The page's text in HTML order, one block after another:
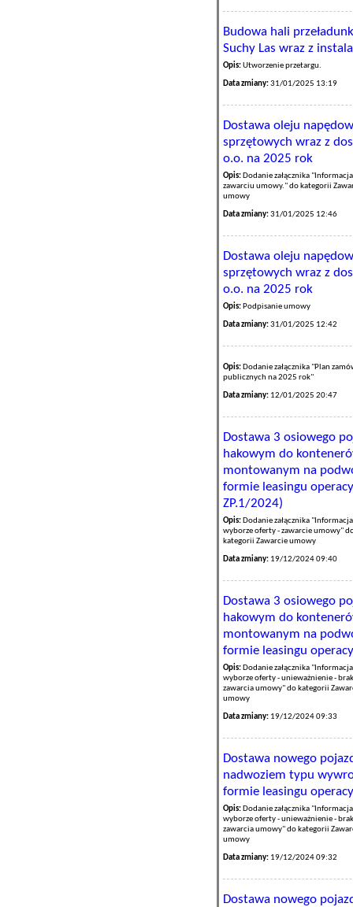
Budowa hali
Suchy Las wraz z
Opis:Utworzenie przetargu.
Data zmiany:31/01/2025 13:19
Dostawa oleju
sprzętowych wraz z
o.o. na 2025 rok
Opis: Dodanie załącznika
zawarciu umowy." do kategorii
umowy
Data zmiany:31/01/2025 12:46
Dostawa oleju
sprzętowych wraz z
o.o. na 2025 rok
Opis: Podpisanie umowy
Data zmiany:31/01/2025 12:42
Opis: Dodanie załącznika "Plan
publicznych na 2025 rok"
Data zmiany: 12/01/2025 20:47
Dostawa 3 osiowego
hakowym do
montowanym na
formie leasingu
ZP.1/2024)
Opis: Dodanie załącznika
wyborze oferty - zawarcie umowy"
kategorii Zawarcie umowy
Data zmiany: 19/12/2024 09:40
Dostawa 3 osiowego
hakowym do
montowanym na
formie leasingu
Opis: Dodanie załącznika
wyborze oferty - unieważnienie - brak
zawarcia umowy" do kategorii
umowy
Data zmiany: 19/12/2024 09:33
Dostawa nowego
nadwoziem typu
formie leasingu
Opis: Dodanie załącznika
wyborze oferty - unieważnienie - brak
zawarcia umowy" do kategorii
umowy
Data zmiany: 19/12/2024 09:32
Dostawa nowego